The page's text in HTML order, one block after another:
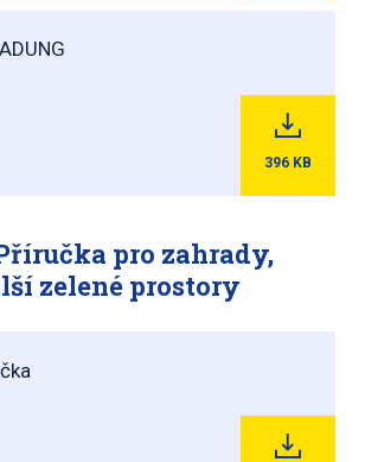
396 KB
pro zahrady,
zelené prostory